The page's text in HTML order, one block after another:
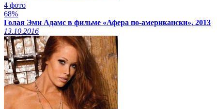
4 фото
68%
Голая Эми Адамс в фильме «Афера по-американски», 2013
13.10.2016